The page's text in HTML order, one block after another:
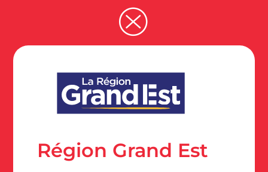
Région Grand Est